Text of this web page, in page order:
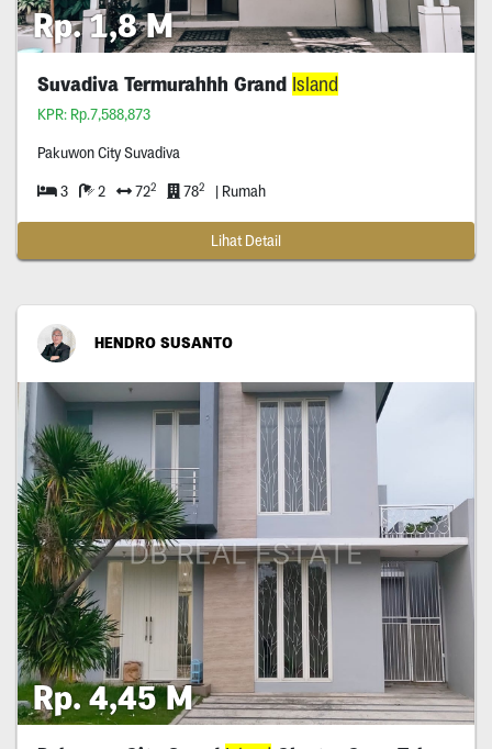
Rp. 1,8 M
Suvadiva Termurahhh Grand Island
KPR: Rp.7,588,873
Pakuwon City Suvadiva
3 2 722 782 | Rumah
Lihat Detail
HENDRO SUSANTO
Rp. 4,45 M